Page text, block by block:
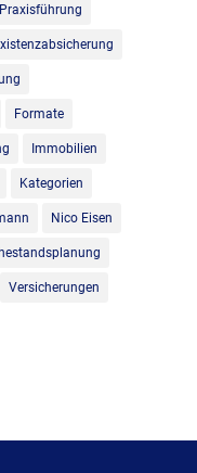
Formate
Immobilien
Kategorien
Nico Eisen
Versicherungen